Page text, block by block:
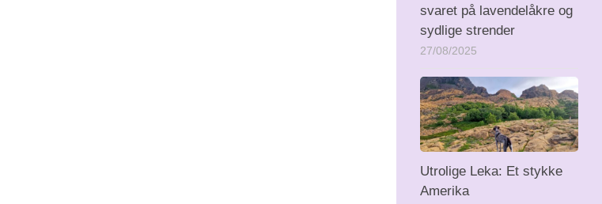
svaret på lavendelåkre og
sydlige strender
27/08/2025
Utrolige Leka: Et stykke
Amerika